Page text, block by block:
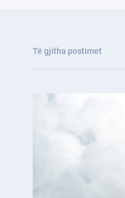
Të gjitha postimet